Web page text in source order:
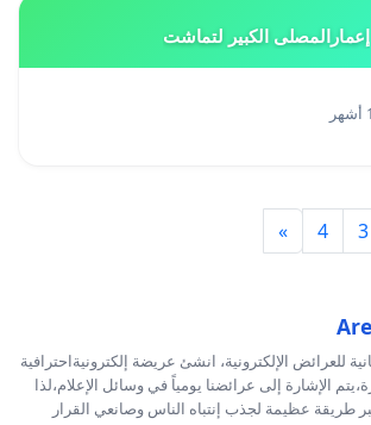
إعمارالمصلى الكبير لتماشت
3
4
»
للعرائض الإلكترونية، انشئ عريضة إلكترونيةاحترافية
الإشارة إلى عرائضنا يومياً في وسائل الإعلام،لذا
طريقة عظيمة لجذب إنتباه الناس وصانعي القرار